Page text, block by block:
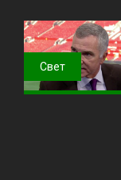
Свет